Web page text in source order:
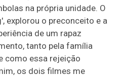
na própria unidade. O
explorou o preconceito e a
de um rapaz
tanto pela família
como essa rejeição
os dois filmes me